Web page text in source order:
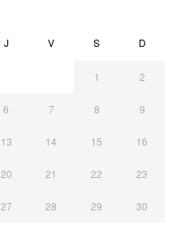
J V S D
1 2
6 7 8 9
13 14 15 16
20 21 22 23
27 28 29 30